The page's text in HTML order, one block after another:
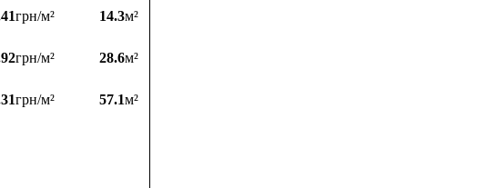
грн/м² 14.3м²
грн/м² 28.6м²
грн/м² 57.1м²